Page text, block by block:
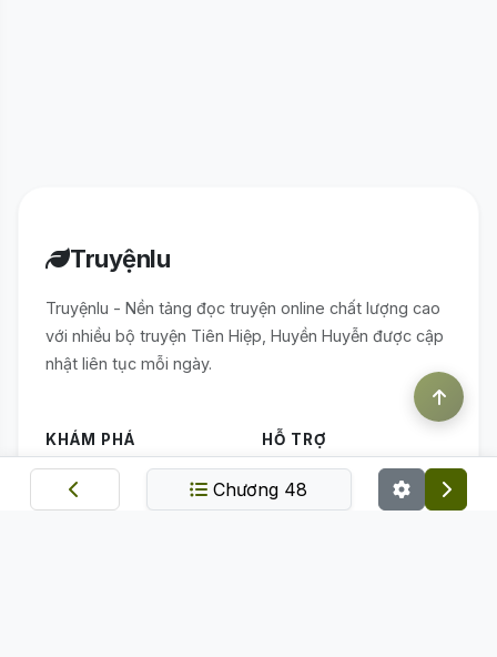
Chương 48
Truyệnlu
Truyệnlu - Nền tảng đọc truyện online chất lượng cao
với nhiều bộ truyện Tiên Hiệp, Huyền Huyễn được cập
nhật liên tục mỗi ngày.
KHÁM PHÁ
Trang chủ
Thể loại
HỖ TRỢ
Điều khoản sử dụng
Chính sách bảo mật